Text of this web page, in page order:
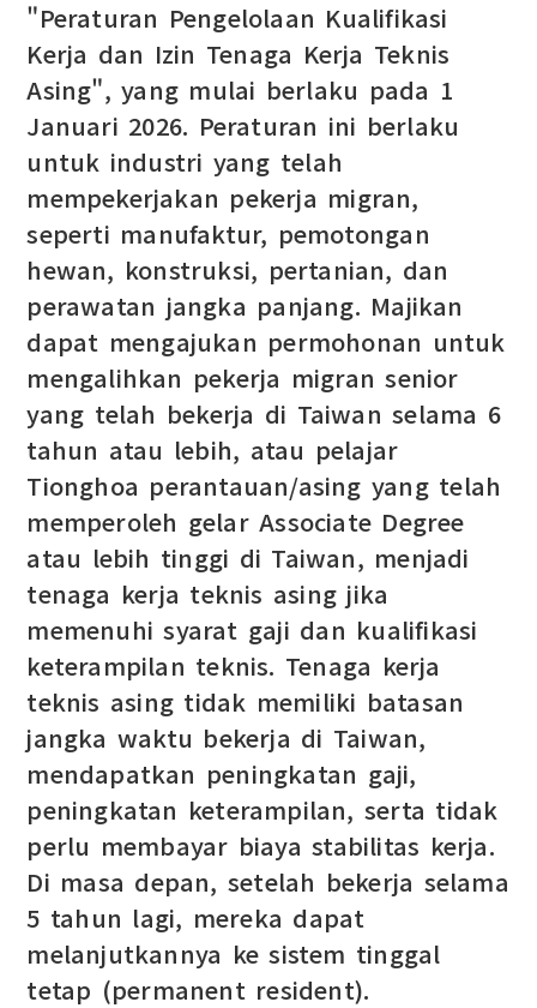
"Peraturan Pengelolaan Kualifikasi
Kerja dan Izin Tenaga Kerja Teknis
Asing", yang mulai berlaku pada 1
Januari 2026. Peraturan ini berlaku
untuk industri yang telah
mempekerjakan pekerja migran,
seperti manufaktur, pemotongan
hewan, konstruksi, pertanian, dan
perawatan jangka panjang. Majikan
dapat mengajukan permohonan untuk
mengalihkan pekerja migran senior
yang telah bekerja di Taiwan selama 6
tahun atau lebih, atau pelajar
Tionghoa perantauan/asing yang telah
memperoleh gelar Associate Degree
atau lebih tinggi di Taiwan, menjadi
tenaga kerja teknis asing jika
memenuhi syarat gaji dan kualifikasi
keterampilan teknis. Tenaga kerja
teknis asing tidak memiliki batasan
jangka waktu bekerja di Taiwan,
mendapatkan peningkatan gaji,
peningkatan keterampilan, serta tidak
perlu membayar biaya stabilitas kerja.
Di masa depan, setelah bekerja selama
5 tahun lagi, mereka dapat
melanjutkannya ke sistem tinggal
tetap (permanent resident).